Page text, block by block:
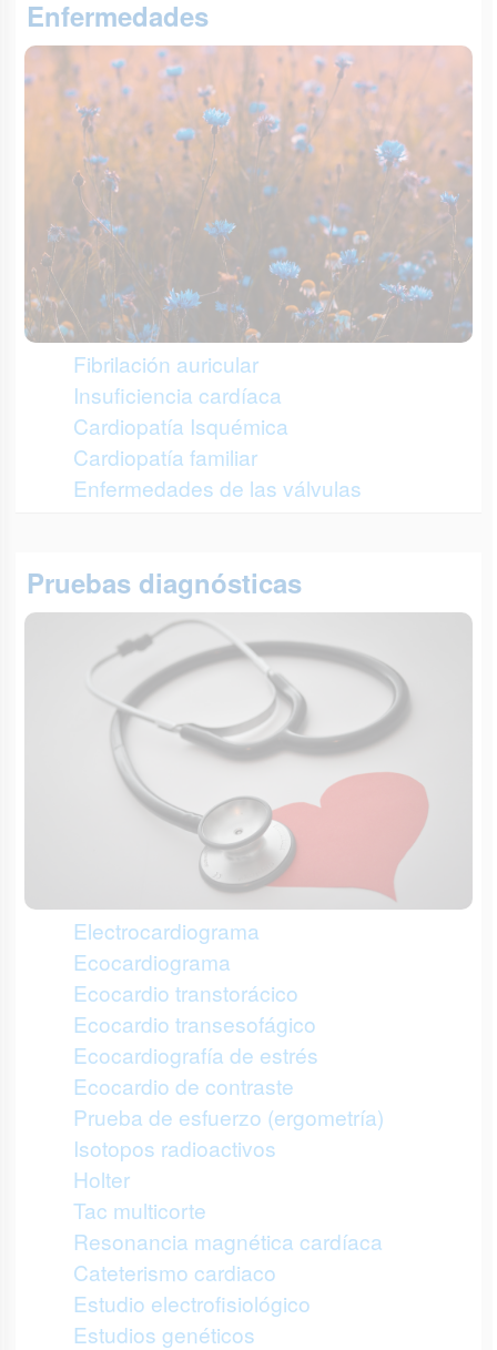
Enfermedades
Fibrilación auricular
Insuficiencia cardíaca
Cardiopatía Isquémica
Cardiopatía familiar
Enfermedades de las válvulas
Pruebas diagnósticas
Electrocardiograma
Ecocardiograma
Ecocardio transtorácico
Ecocardio transesofágico
Ecocardiografía de estrés
Ecocardio de contraste
Prueba de esfuerzo (ergometría)
Isotopos radioactivos
Holter
Tac multicorte
Resonancia magnética cardíaca
Cateterismo cardiaco
Estudio electrofisiológico
Estudios genéticos